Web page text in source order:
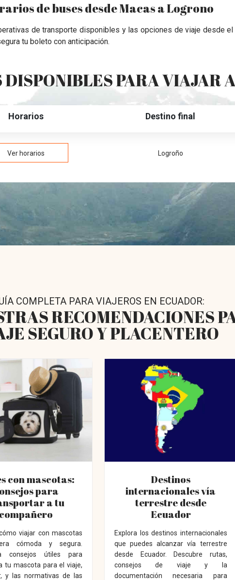
de buses desde Macas a Logrono
de transporte disponibles y las opciones de viaje desde
tu boleto con anticipación.
PARA VIAJAR
Horarios Destino final
Ver horarios Logroño
COMPLETA PARA VIAJEROS EN ECUADOR:
RECOMENDACIONES
SEGURO Y PLACENTERO
con mascotas:
para
a tu
compañero
viajar con mascotas
cómoda y segura.
consejos útiles para
tu mascota para el viaje,
y las normativas de las
Destinos
internacionales vía
terrestre desde
Ecuador
Explora los destinos internacionales
que puedes alcanzar vía terrestre
desde Ecuador. Descubre rutas,
consejos de viaje y la
documentación necesaria para